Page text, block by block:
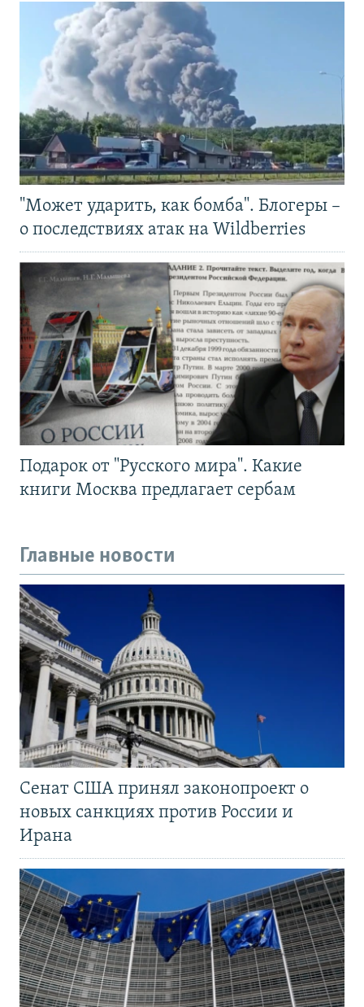
"Может ударить, как бомба". Блогеры –
о последствиях атак на Wildberries
Подарок от "Русского мира". Какие
книги Москва предлагает сербам
Главные новости
Сенат США принял законопроект о
новых санкциях против России и
Ирана